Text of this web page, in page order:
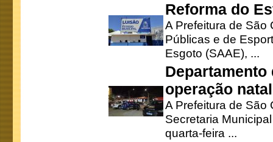
Reforma do
A Prefeitura de São
Públicas e de
Esgoto (SAAE), ...
operação
A Prefeitura de São
Secretaria
quarta-feira ...